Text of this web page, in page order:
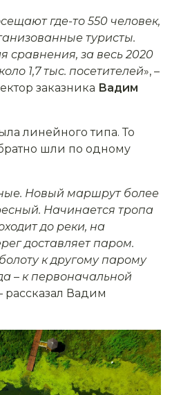
где-то 550 человек,
туристы.
сравнения, за весь 2020
1,7 тыс. посетителей», –
заказника Вадим
линейного типа. То
шли по одному
Новый маршрут более
Начинается тропа
до реки, на
доставляет паром.
к другому парому
– к первоначальной
рассказал Вадим